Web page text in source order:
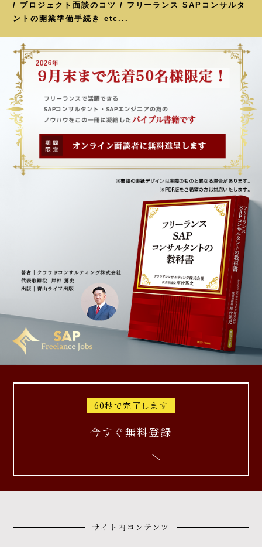
/ プロジェクト面談のコツ / フリーランス SAPコンサルタ
ントの開業準備手続き etc...
60秒で完了します
今すぐ無料登録
サイト内コンテンツ